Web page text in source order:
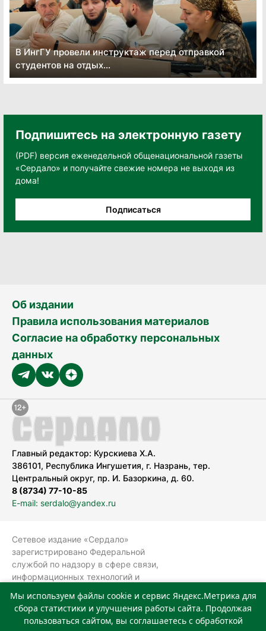
В ИнгГУ провели инструктаж перед отправкой
студентов на отдых...
Подпишитесь на электронную газету
(PDF) версия еженедельной общенациональной газеты
«Сердало» и получайте свежие номера не выходя из
дома!
Подписаться
Об издании
Правила использования материалов
Согласие на обработку персональных
данных
Главный редактор: Курскиева Х.А.
386101, Республика Ингушетия, г. Назрань, тер.
Центральный округ, пр. И. Базоркина, д. 60.
8 (8734) 77-10-85
E-mail: serdalo@yandex.ru
Сетевое издание «Сердало»
зарегистрировано Федеральной
службой по надзору в сфере связи,
информационных технологий и
(Роскомнадзор).
Реестровая запись СМИ: ЭЛ № ФС 77-
78323 от 15.05.2020 г. Учредитель:
Мы используем файлы cookie и сервис Яндекс.Метрика для
сбора статистики и улучшения работы сайта. Продолжая
пользоваться сайтом, вы соглашаетесь с обработкой